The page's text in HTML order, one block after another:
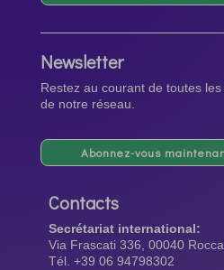
Newsletter
Restez au courant de toutes
de notre réseau.
Abonnez-vous
Contacts
Secrétariat international:
Via Frascati 336, 00040
Tél. +39 06 94798302